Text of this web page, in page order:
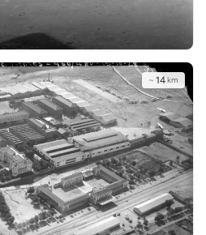
~ 14km